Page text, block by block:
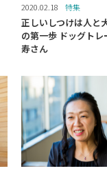
2020.02.18 特集
正しいしつけは人と
の第一歩 ドッグト
寿さん